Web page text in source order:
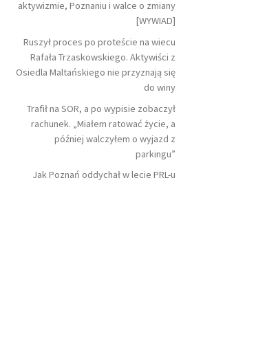
aktywizmie, Poznaniu i walce o zmiany
[WYWIAD]
Ruszył proces po proteście na wiecu
Rafała Trzaskowskiego. Aktywiści z
Osiedla Maltańskiego nie przyznają się
do winy
Trafił na SOR, a po wypisie zobaczył
rachunek. „Miałem ratować życie, a
później walczyłem o wyjazd z
parkingu”
Jak Poznań oddychał w lecie PRL-u